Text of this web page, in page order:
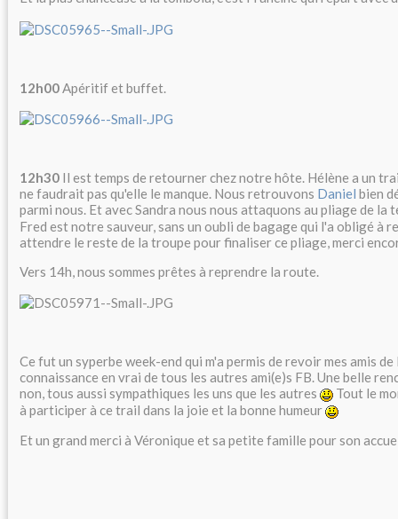
12h00Apéritif et buffet.
12h30 Il est temps de retourner chez notre hôte. Hélène a un
ne faudrait pas qu'elle le manque. Nous retrouvons Daniel bien
parmi nous. Et avec Sandra nous nous attaquons au pliage de la
Fred est notre sauveur, sans un oubli de bagage qui l'a obligé à
attendre le reste de la troupe pour finaliser ce pliage, merci
Vers 14h, nous sommes prêtes à reprendre la route.
Ce fut un syperbe week-end qui m'a permis de revoir mes amis
connaissance en vrai de tous les autres ami(e)s FB. Une belle
non, tous aussi sympathiques les uns que les autres
Tout le
à participer à ce trail dans la joie et la bonne humeur
Et un grand merci à Véronique et sa petite famille pour son